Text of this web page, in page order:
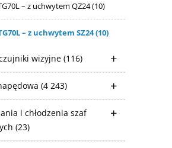
– z uchwytem QZ24(10)
– z uchwytem SZ24(10)
wizyjne (116)
(4 243)
i chłodzenia szaf
(23)